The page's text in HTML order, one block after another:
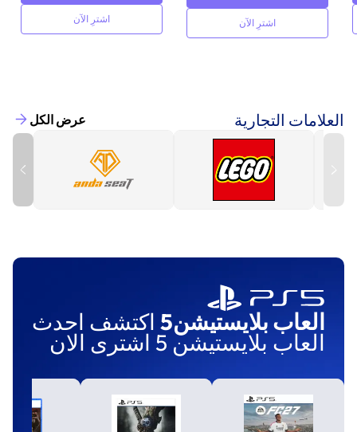
اشترِ الآن اشترِ الآن
العلامات التجارية عرض الكل
العاب بلايستيشن5 اكتشف احدث
العاب بلايستيشن 5 اشترى الان